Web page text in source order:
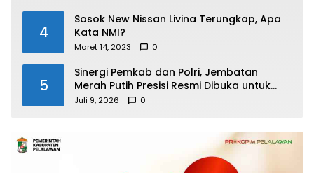
4
Sosok New Nissan Livina Terungkap, Apa
Kata NMI?
Maret 14, 2023 0
5
Sinergi Pemkab dan Polri, Jembatan
Merah Putih Presisi Resmi Dibuka untuk
Masyarakat Desa Rangsang
Juli 9, 2026 0